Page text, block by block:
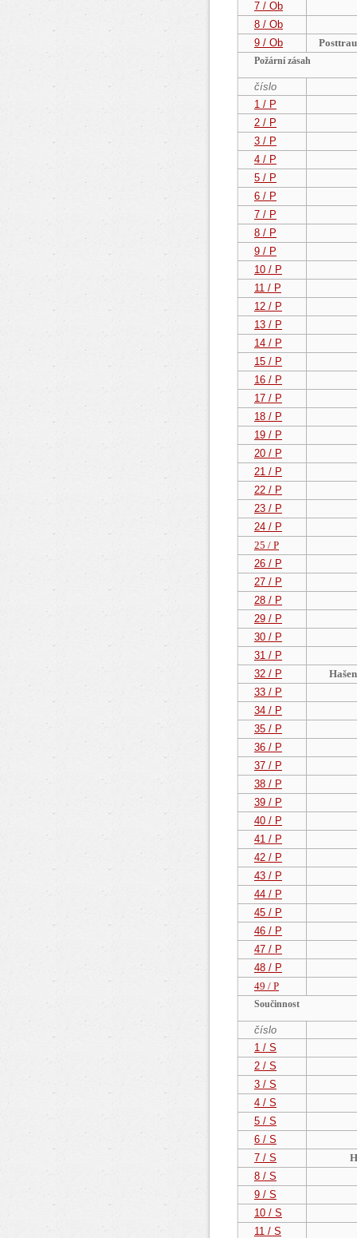
7 / Ob
8 / Ob
9 / Ob
Požární zásah
číslo
1 / P
2 / P
3 / P
4 / P
5 / P
6 / P
7 / P
8 / P
9 / P
10 / P
11 / P
12 / P
13 / P
14 / P
15 / P
16 / P
17 / P
18 / P
19 / P
20 / P
21 / P
22 / P
23 / P
24 / P
25 / P
26 / P
27 / P
28 / P
29 / P
30 / P
31 / P
32 / P
33 / P
34 / P
35 / P
36 / P
37 / P
38 / P
39 / P
40 / P
41 / P
42 / P
43 / P
44 / P
45 / P
46 / P
47 / P
48 / P
49 / P
Součinnost
číslo
1 / S
2 / S
3 / S
4 / S
5 / S
6 / S
7 / S
8 / S
9 / S
10 / S
11 / S